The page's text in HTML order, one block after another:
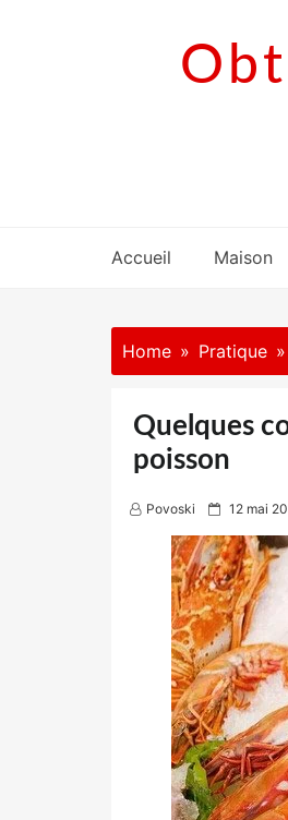
Accueil Maison
Home Pratique
Quelques
poisson
Povoski
P
s
t
e
d
o
n
12 mai